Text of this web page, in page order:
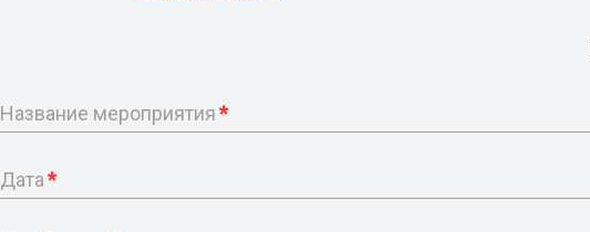
Название мероприятия*
Дата*